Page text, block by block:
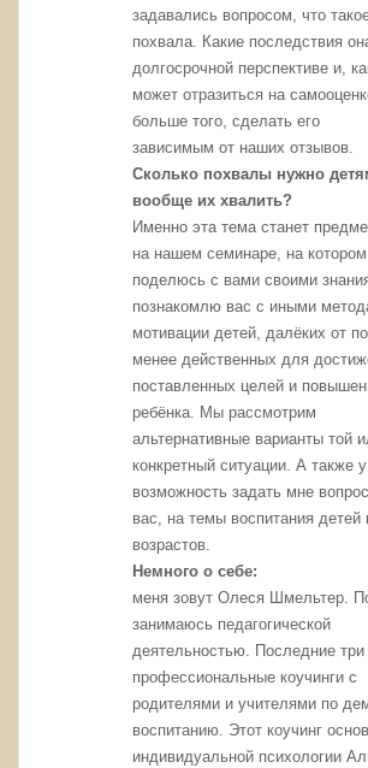
задавались вопросом, что
похвала. Какие последствия
долгосрочной перспективе и,
может отразиться на
больше того, сделать его
зависимым от наших отзывов.
Сколько похвалы нужно
вообще их хвалить?
Именно эта тема станет
на нашем семинаре, на
поделюсь с вами своими
познакомлю вас с иными
мотивации детей, далёких от
менее действенных для
поставленных целей и
ребёнка. Мы рассмотрим
альтернативные варианты той
конкретный ситуации. А также
возможность задать мне
вас, на темы воспитания детей
возрастов.
Немного о себе:
меня зовут Олеся Шмельтер.
занимаюсь педагогической
деятельностью. Последние
профессиональные коучинги с
родителями и учителями по
воспитанию. Этот коучинг
индивидуальной психологии